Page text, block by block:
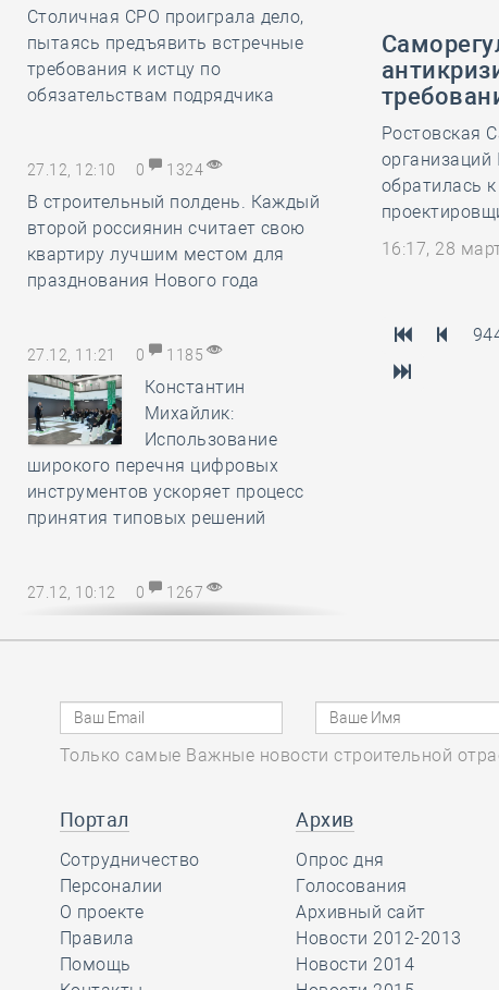
Столичная СРО проиграла дело,
пытаясь предъявить встречные
требования к истцу по
обязательствам подрядчика
27.12, 12:10 0 1324
В строительный полдень. Каждый
второй россиянин считает свою
квартиру лучшим местом для
празднования Нового года
27.12, 11:21 0 1185
Константин
Михайлик:
Использование
широкого перечня цифровых
инструментов ускоряет процесс
принятия типовых решений
27.12, 10:12 0 1267
расходов на охрану труда
отметил, что объём
работ в
строительстве вырос более, чем на
32 процента с 2019 года
Ростовская
обратилась
16:17, 28
Только самые Важные новости строительной
Портал
Сотрудничество
Персоналии
О проекте
Правила
Помощь
Архив
Опрос дня
Голосования
Архивный сайт
Новости 2012-2013
Новости 2014